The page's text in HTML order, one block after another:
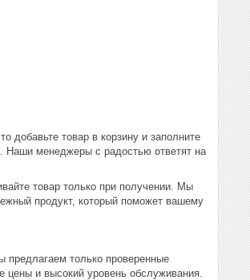
добавьте товар в корзину и заполните
Наши менеджеры с радостью ответят на
товар только при получении. Мы
продукт, который поможет вашему
предлагаем только проверенные
и высокий уровень обслуживания.